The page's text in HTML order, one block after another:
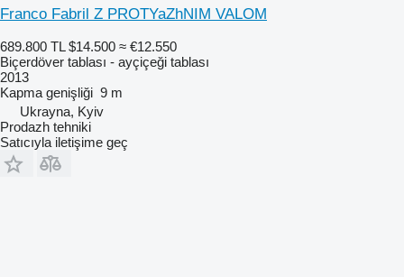
Franco Fabril Z PROTYaZhNIM VALOM
689.800 TL $14.500 ≈ €12.550
Biçerdöver tablası - ayçiçeği tablası
2013
Kapma genişliği 9 m
Ukrayna, Kyiv
Prodazh tehniki
Satıcıyla iletişime geç